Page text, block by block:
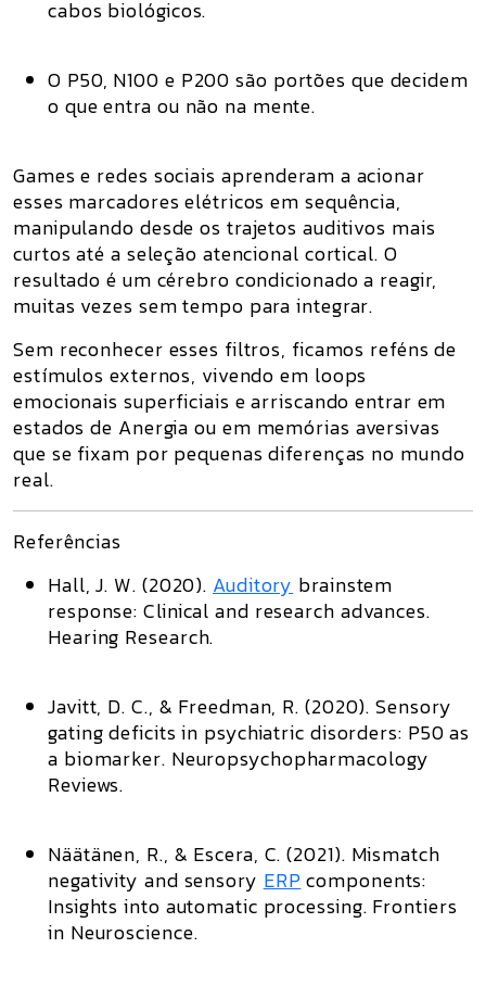
cabos biológicos.
O P50, N100 e P200 são portões que decidem
o que entra ou não na mente.
Games e redes sociais aprenderam a acionar
esses marcadores elétricos em sequência,
manipulando desde os trajetos auditivos mais
curtos até a seleção atencional cortical. O
resultado é um cérebro condicionado a reagir,
muitas vezes sem tempo para integrar.
Sem reconhecer esses filtros, ficamos reféns de
estímulos externos, vivendo em loops
emocionais superficiais e arriscando entrar em
estados de Anergia ou em memórias aversivas
que se fixam por pequenas diferenças no mundo
real.
Referências
Hall, J. W. (2020). Auditory brainstem
response: Clinical and research advances.
Hearing Research.
Javitt, D. C., & Freedman, R. (2020).Sensory
gating deficits in psychiatric disorders: P50 as
a biomarker. Neuropsychopharmacology
Reviews.
Näätänen, R., & Escera, C. (2021). Mismatch
negativity and sensory ERPcomponents:
Insights into automatic processing. Frontiers
in Neuroscience.